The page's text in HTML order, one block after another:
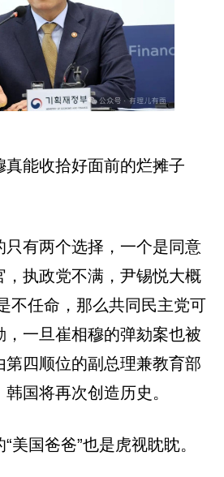
真能收拾好面前的烂摊子
只有两个选择，一个是同意
，执政党不满，尹锡悦大概
不任命，那么共同民主党可
，一旦崔相穆的弹劾案也被
第四顺位的副总理兼教育部
国将再次创造历史。
美国爸爸”也是虎视眈眈。